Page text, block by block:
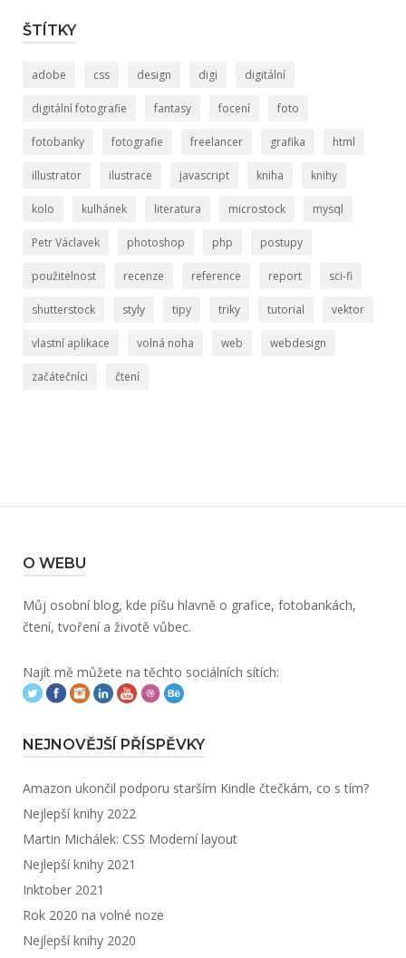
ŠTÍTKY
adobe css design digi digitální
digitální fotografie fantasy focení foto
fotobanky fotografie freelancer grafika html
illustrator ilustrace javascript kniha knihy
kolo kulhánek literatura microstock mysql
Petr Václavek photoshop php postupy
použitelnost recenze reference report sci-fi
shutterstock styly tipy triky tutorial vektor
vlastní aplikace volná noha web webdesign
začátečníci čtení
O WEBU
Můj osobní blog, kde píšu hlavně o grafice, fotobankách,
čtení, tvoření a životě vůbec.
Najít mě můžete na těchto sociálních sítích:
NEJNOVĚJŠÍ PŘÍSPĚVKY
Amazon ukončil podporu starším Kindle čtečkám, co s tím?
Nejlepší knihy 2022
Martin Michálek: CSS Moderní layout
Nejlepší knihy 2021
Inktober 2021
Rok 2020 na volné noze
Nejlepší knihy 2020